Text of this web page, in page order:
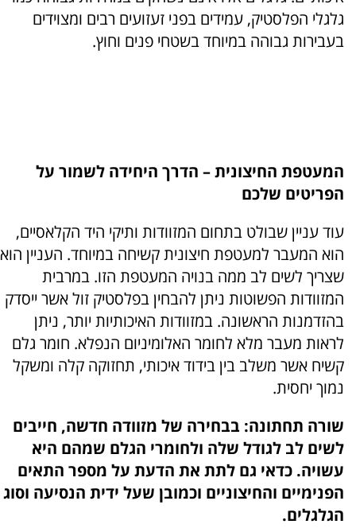
גלגלי הפלסטיק, עמידים בפני זעזועים רבים ומצוידים
בעבירות גבוהה במיוחד בשטחי פנים וחוץ.
המעטפת החיצונית – הדרך היחידה לשמור על
הפריטים שלכם
עוד עניין שבולט בתחום המזוודות ותיקי היד הקלאסיים,
הוא המעבר למעטפת חיצונית קשיחה במיוחד. העניין הוא
שצריך לשים לב ממה בנויה המעטפת הזו. במרבית
המזוודות הפשוטות ניתן להבחין בפלסטיק זול אשר ייסדק
בהזדמנות הראשונה. במזוודות האיכותיות יותר, ניתן
לראות מעבר מלא לחומר האלומיניום הנפלא. חומר גלם
קשיח אשר משלב בין בידוד איכותי, תחזוקה קלה ומשקל
נמוך יחסית.
שורה תחתונה: בבחירה של מזוודה חדשה, חייבים
לשים לב לגודל שלה ולחומרי הגלם שמהם היא
עשויה. כדאי גם לתת את הדעת על מספר התאים
הפנימיים והחיצוניים וכמובן שעל ידית הנסיעה וסוג
הגלגלים.